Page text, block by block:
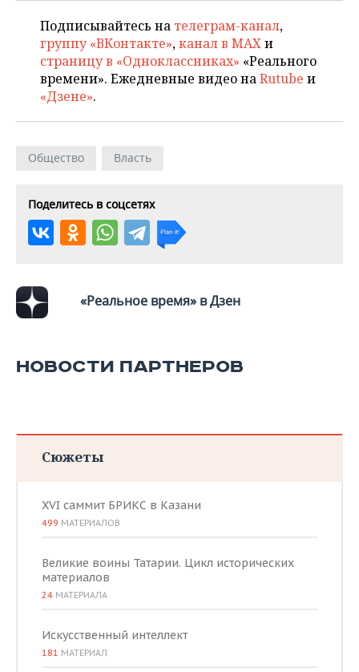
Подписывайтесь на телеграм-канал,
группу «ВКонтакте»,канал в MAXи
страницу в «Одноклассниках» «Реального
времени». Ежедневные видео наRutube и
«Дзене».
Общество Власть
Поделитесь в соцсетях
«Реальное время» в Дзен
НОВОСТИ ПАРТНЕРОВ
Сюжеты
XVI саммит БРИКС в Казани
499 МАТЕРИАЛОВ
Великие воины Татарии. Цикл исторических
материалов
24 МАТЕРИАЛА
Искусственный интеллект
181 МАТЕРИАЛ